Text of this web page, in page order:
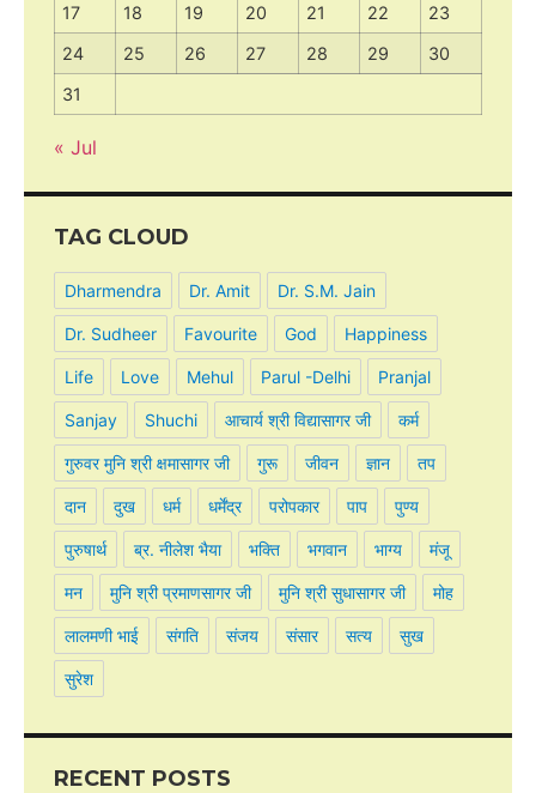
17
18 19 20 21 22
23
24
25 26 27 28 29
30
31
« Jul
TAG CLOUD
Dharmendra Dr. Amit Dr. S.M. Jain
Dr. Sudheer Favourite God Happiness
Life Love Mehul Parul -Delhi Pranjal
Sanjay Shuchi आचार्य श्री विद्यासागर जी कर्म
गुरुवर मुनि श्री क्षमासागर जी गुरू जीवन ज्ञान तप
दान दुख धर्म धर्मेंद्र परोपकार पाप पुण्य
पुरुषार्थ ब्र. नीलेश भैया भक्ति भगवान भाग्य मंजू
मन मुनि श्री प्रमाणसागर जी मुनि श्री सुधासागर जी मोह
लालमणी भाई संगति संजय संसार सत्य सुख
सुरेश
RECENT POSTS